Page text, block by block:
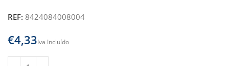
REF:8424084008004
€